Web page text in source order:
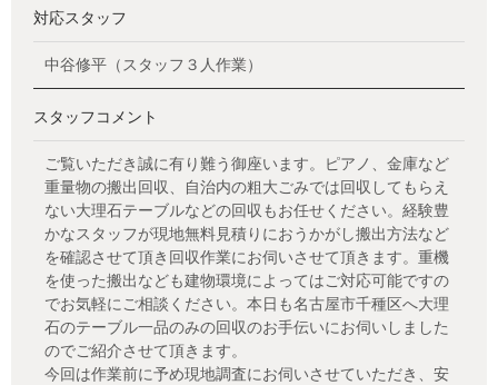
対応スタッフ
中谷修平（スタッフ３人作業）
スタッフコメント
ご覧いただき誠に有り難う御座います。ピアノ、金庫など
重量物の搬出回収、自治内の粗大ごみでは回収してもらえ
ない大理石テーブルなどの回収もお任せください。経験豊
かなスタッフが現地無料見積りにおうかがし搬出方法など
を確認させて頂き回収作業にお伺いさせて頂きます。重機
を使った搬出なども建物環境によってはご対応可能ですの
でお気軽にご相談ください。本日も名古屋市千種区へ大理
石のテーブル一品のみの回収のお手伝いにお伺いしました
のでご紹介させて頂きます。
今回は作業前に予め現地調査にお伺いさせていただき、安